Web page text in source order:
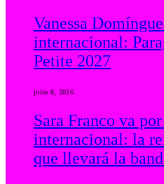
Vanessa
internacional:
Petite 2027
julio 8, 2026
Sara Franco va
internacional: la
que llevará la